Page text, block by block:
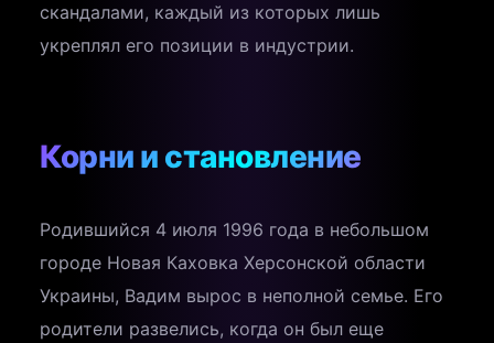
скандалами, каждый из которых лишь
укреплял его позиции в индустрии.
Корни и становление
Родившийся 4 июля 1996 года в небольшом
городе Новая Каховка Херсонской области
Украины, Вадим вырос в неполной семье. Его
родители развелись, когда он был еще